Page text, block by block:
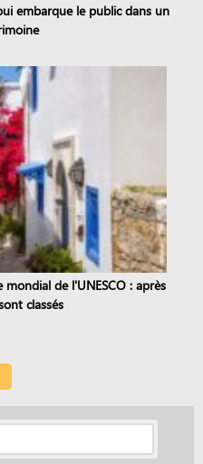
embarque le public dans un
de l'UNESCO : après
classés